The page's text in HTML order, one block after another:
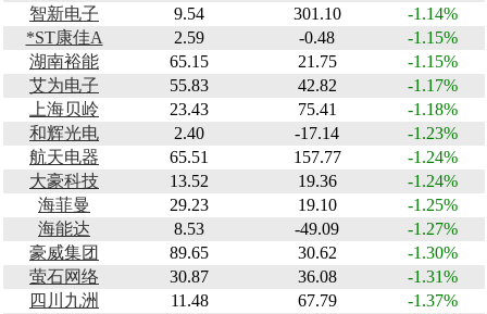
智新电子
9.54 301.10
-1.14%
*ST康佳A
2.59 -0.48
-1.15%
湖南裕能
65.15 21.75
-1.15%
艾为电子
55.83 42.82
-1.17%
上海贝岭
23.43 75.41
-1.18%
和辉光电
2.40 -17.14
-1.23%
航天电器
65.51 157.77
-1.24%
大豪科技
13.52 19.36
-1.24%
海菲曼
29.23 19.10
-1.25%
海能达
8.53 -49.09
-1.27%
豪威集团
89.65 30.62
-1.30%
萤石网络
30.87 36.08
-1.31%
四川九洲
11.48 67.79
-1.37%